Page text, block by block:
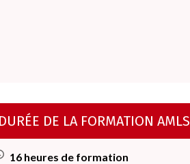
DURÉE DE LA FORMATION AMLS
16 heures de formation